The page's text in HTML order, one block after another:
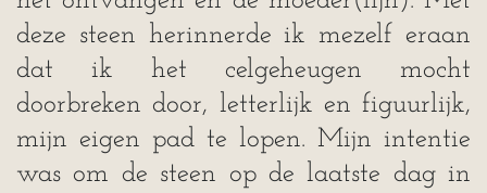
deze steen herinnerde ik mezelf eraan
dat ik het celgeheugen mocht
doorbreken door, letterlijk en figuurlijk,
mijn eigen pad te lopen. Mijn intentie
was om de steen op de laatste dag in